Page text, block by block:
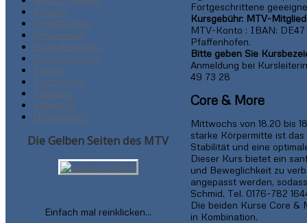
Schach
Schäfflertanz
Schwimmen
Sportabzeichen
Stockschützen
Tennis
Tischtennis
Triathlon
Volleyball
Nikolauslauf
Die Gelben Seiten des MTV
Einfach mal reinklicken...
Fortgeschrittene
Kursgebühr: MTV-
MTV-Konto : IBAN:
Pfaffenhofen.
Bitte geben Sie
Anmeldung bei
49 73 28
Core & More
Mittwochs von 18.20 bis
starke Körpermitte ist
Stabilität und eine
Dieser Kurs bietet ein
und Beweglichkeit zu
angepasst werden,
Schmid, Tel. 0176-782
Die beiden Kurse Core &
in Kombination.